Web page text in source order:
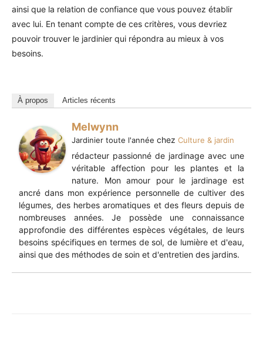
ainsi que la relation de confiance que vous pouvez établir
avec lui. En tenant compte de ces critères, vous devriez
pouvoir trouver le jardinier qui répondra au mieux à vos
besoins.
À propos Articles récents
Melwynn
Jardinier toute l'année chez Culture & jardin
rédacteur passionné de jardinage avec une
véritable affection pour les plantes et la
nature. Mon amour pour le jardinage est
ancré dans mon expérience personnelle de cultiver des
légumes, des herbes aromatiques et des fleurs depuis de
nombreuses années. Je possède une connaissance
approfondie des différentes espèces végétales, de leurs
besoins spécifiques en termes de sol, de lumière et d'eau,
ainsi que des méthodes de soin et d'entretien des jardins.